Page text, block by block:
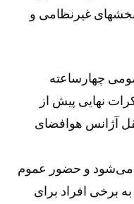
غیرنظامی و
چهارساعته
نهایی پیش از
آژانس هوافضای
می‌شود و حضور عموم
برخی افراد برای